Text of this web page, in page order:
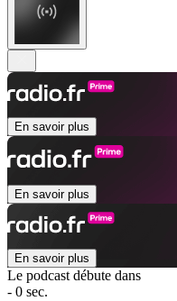
En savoir plus
En savoir plus
En savoir plus
Le podcast débute dans
- 0 sec.